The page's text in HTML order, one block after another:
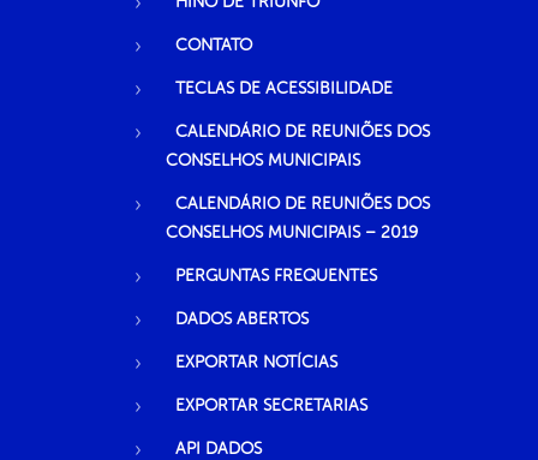
CONTATO
TECLAS DE ACESSIBILIDADE
CALENDÁRIO DE REUNIÕES DOS
CONSELHOS MUNICIPAIS
CALENDÁRIO DE REUNIÕES DOS
CONSELHOS MUNICIPAIS – 2019
PERGUNTAS FREQUENTES
DADOS ABERTOS
EXPORTAR NOTÍCIAS
EXPORTAR SECRETARIAS
API DADOS